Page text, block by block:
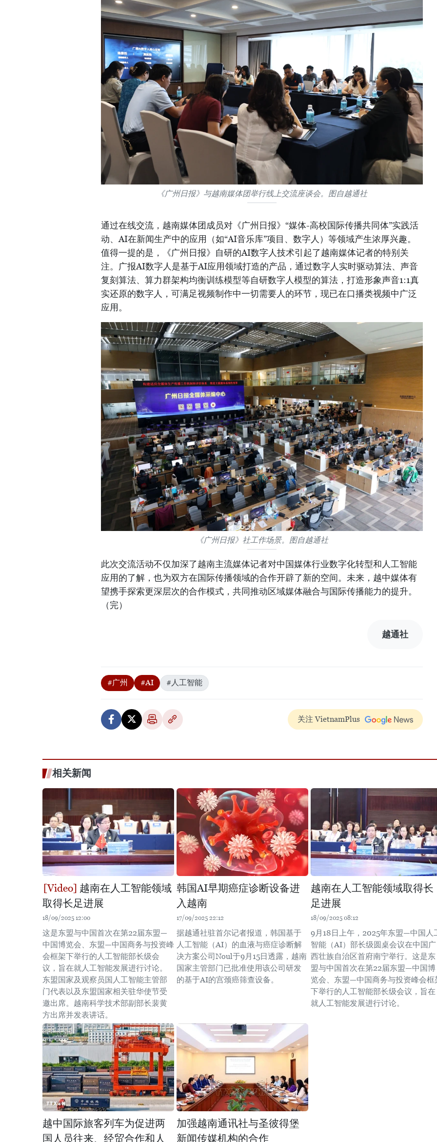
《广州日报》与越南媒体团举行线上交流座谈会。图自越通社
通过在线交流，越南媒体团成员对《广州日报》“媒体-高校国际传播共同体”实践活
动、AI在新闻生产中的应用（如“AI音乐库”项目、数字人）等领域产生浓厚兴趣。
值得一提的是，《广州日报》自研的AI数字人技术引起了越南媒体记者的特别关
注。广报AI数字人是基于AI应用领域打造的产品，通过数字人实时驱动算法、声音
复刻算法、算力群架构均衡训练模型等自研数字人模型的算法，打造形象声音1:1真
实还原的数字人，可满足视频制作中一切需要人的环节，现已在口播类视频中广泛
应用。
《广州日报》社工作场景。图自越通社
此次交流活动不仅加深了越南主流媒体记者对中国媒体行业数字化转型和人工智能
应用的了解，也为双方在国际传播领域的合作开辟了新的空间。未来，越中媒体有
望携手探索更深层次的合作模式，共同推动区域媒体融合与国际传播能力的提升。
（完）
越通社
#广州 #AI #人工智能
关注 VietnamPlus
相关新闻
越南在人工智能领域
取得长足进展
18/09/2025 12:00
这是东盟与中国首次在第22届东盟—
中国博览会、东盟—中国商务与投资峰
会框架下举行的人工智能部长级会
议，旨在就人工智能发展进行讨论。
东盟国家及观察员国人工智能主管部
门代表以及东盟国家相关驻华使节受
邀出席。越南科学技术部副部长裴黄
方出席并发表讲话。
韩国AI早期癌症诊断设备进
入越南
17/09/2025 22:12
据越通社驻首尔记者报道，韩国基于
人工智能（AI）的血液与癌症诊断解
决方案公司Noul于9月15日透露，越南
国家主管部门已批准使用该公司研发
的基于AI的宫颈癌筛查设备。
越南在人工智能领域取得长
足进展
18/09/2025 08:12
9月18日上午，2025年东盟—中国人
智能（AI）部长级圆桌会议在中国广
西壮族自治区首府南宁举行。这是东
盟与中国首次在第22届东盟—中国博
览会、东盟—中国商务与投资峰会框
下举行的人工智能部长级会议，旨在
就人工智能发展进行讨论。
越中国际旅客列车为促进两
国人员往来、经贸合作和人
加强越南通讯社与圣彼得堡
新闻传媒机构的合作